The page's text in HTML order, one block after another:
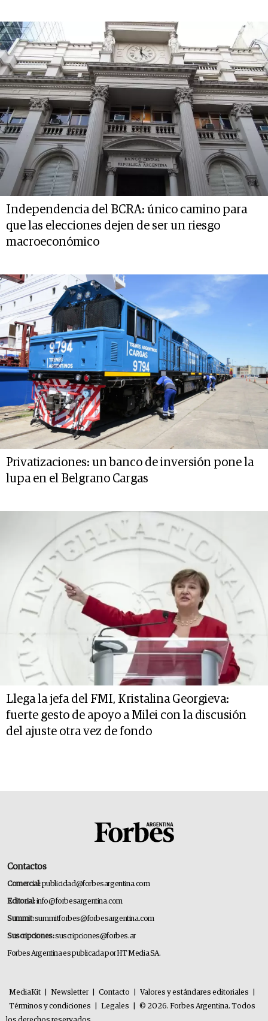
Independencia del BCRA: único camino para
que las elecciones dejen de ser un riesgo
macroeconómico
Privatizaciones: un banco de inversión pone la
lupa en el Belgrano Cargas
Llega la jefa del FMI, Kristalina Georgieva:
fuerte gesto de apoyo a Milei con la discusión
del ajuste otra vez de fondo
Contactos
Comercial:publicidad@forbesargentina.com
Editorial:info@forbesargentina.com
Summit:summitforbes@forbesargentina.com
Suscripciones:suscripciones@forbes.ar
Forbes Argentina es publicada por HT Media SA.
MediaKit Newsletter Contacto Valores y estándares editoriales
Términos y condiciones
Legales
© 2026. Forbes Argentina. Todos